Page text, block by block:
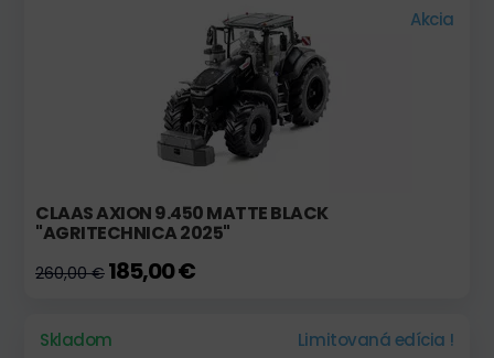
Akcia
CLAAS AXION 9.450 MATTE BLACK
"AGRITECHNICA 2025"
260,00 € 185,00 €
Skladom
Limitovaná edícia !